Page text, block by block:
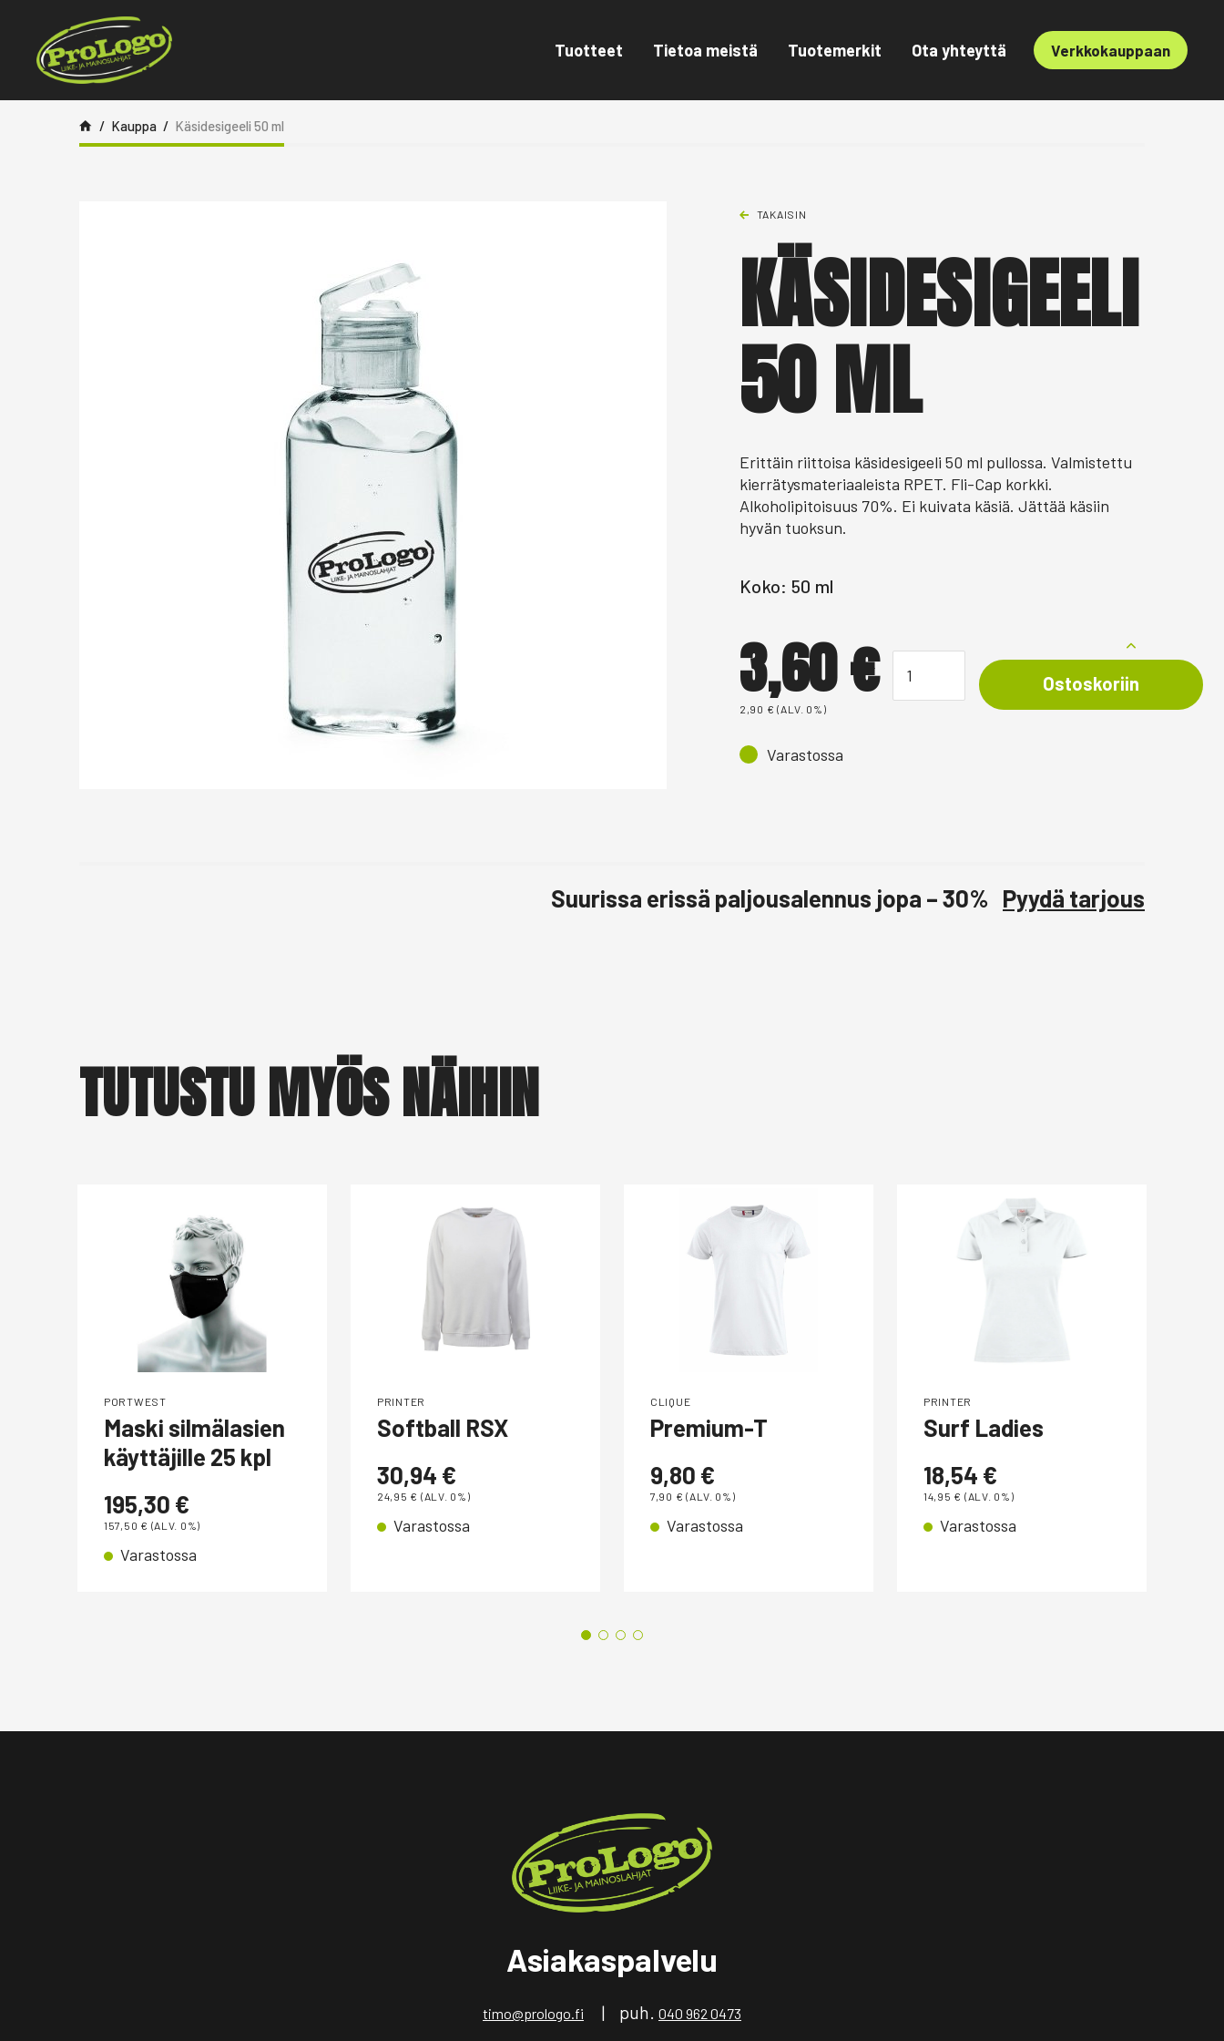
Tuotteet
Tietoa meistä Tuotemerkit Ota yhteyttä Verkkokauppaan
Kauppa Käsidesigeeli 50 ml
TAKAISIN
KÄSIDESIGEELI
50 ML
Erittäin riittoisa käsidesigeeli 50 ml pullossa. Valmistettu
kierrätysmateriaaleista RPET. Fli-Cap korkki.
Alkoholipitoisuus 70%. Ei kuivata käsiä. Jättää käsiin
hyvän tuoksun.
Koko: 50 ml
3,60€
2,90 € (ALV. 0%)
Ostoskoriin
Varastossa
Suurissa erissä paljousalennus jopa – 30% Pyydä tarjous
TUTUSTU MYÖS NÄIHIN
PORTWEST
Maski silmälasien
käyttäjille 25 kpl
195,30 €
157,50 € (ALV. 0%)
Varastossa
PRINTER
Softball RSX
30,94 €
24,95 € (ALV. 0%)
Varastossa
CLIQUE
Premium-T
9,80 €
7,90 € (ALV. 0%)
Varastossa
PRINTER
Surf Ladies
18,54 €
14,95 € (ALV. 0%)
Varastossa
Asiakaspalvelu
timo@prologo.fi | puh. 040 962 0473